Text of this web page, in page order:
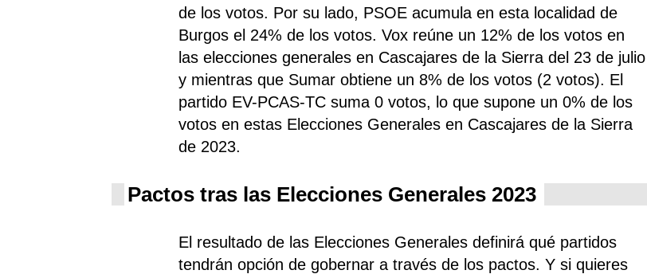
de los votos. Por su lado, PSOEacumula en esta localidad de
Burgos el 24% de los votos. Vox reúne un 12% de los votos en
las elecciones generales en Cascajares de la Sierra del 23 de julio
y mientras que Sumar obtiene un 8% de los votos (2 votos). El
partido EV-PCAS-TC suma 0 votos, lo que supone un 0% de los
votos en estas Elecciones Generales en Cascajares de la Sierra
de 2023.
Pactos tras las Elecciones Generales 2023
El resultado de las Elecciones Generales definirá qué partidos
tendrán opción de gobernar a través de los pactos. Y si quieres